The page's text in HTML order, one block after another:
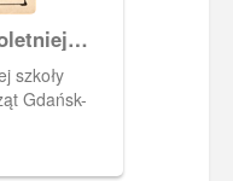
dla
szkoły
Gdańsk-